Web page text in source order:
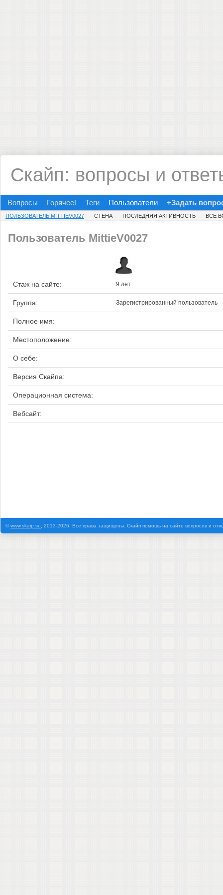
Скайп: вопросы и
Вопросы Горячее! Теги Пользователи +Задать
ПОЛЬЗОВАТЕЛЬ MITTIEV0027 СТЕНА ПОСЛЕДНЯЯ АКТИВНОСТЬ ВСЕ
Пользователь MittieV0027
Стаж на сайте: 9 лет
Группа: Зарегистрированный пользователь
Полное имя:
Местоположение:
О себе:
Версия Скайпа:
Операционная система:
Вебсайт:
©www.skaip.su , 2013-2026. Все права защищены. Скайп помощь на сайте вопросов и